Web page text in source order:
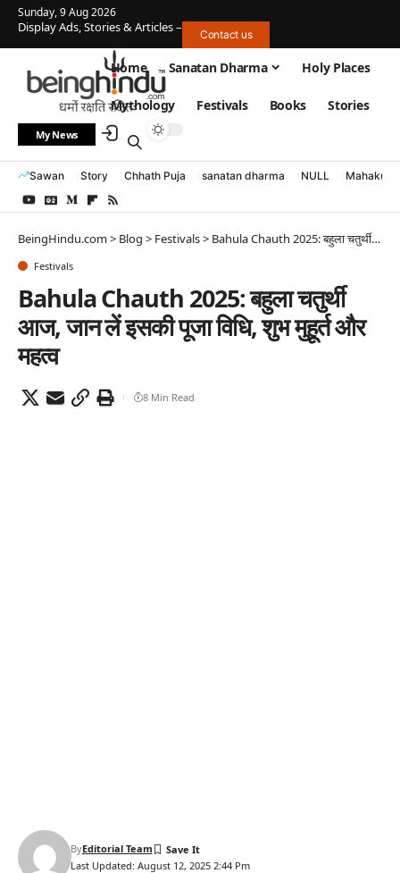
Sunday, 9 Aug 2026
Display Ads, Stories & Articles – Contact us
Home Sanatan Dharma Holy Places
Mythology Festivals Books Stories
My News
Sawan Story Chhath Puja sanatan dharma NULL
BeingHindu.com> Blog > Festivals> Bahula Chauth 2025: बहुला चतुर्थी आज, जान लें इसकी पूजा विधि, शुभ मुहूर्त और महत्व
Festivals
Bahula Chauth 2025: बहुला चतुर्थी
आज, जान लें इसकी पूजा विधि, शुभ मुहूर्त और
महत्व
Last Updated: August 12, 2025 2:44 Pm
ByEditorial Team
8 Min Read